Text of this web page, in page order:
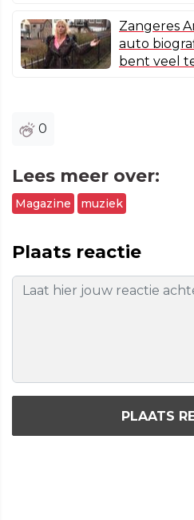
Zangeres
auto
bent veel
0
Lees meer over:
Magazine muziek
Plaats reactie
PLAATS